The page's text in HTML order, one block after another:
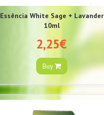
Essência White Sage + Lavander
10ml
2,25€
Buy